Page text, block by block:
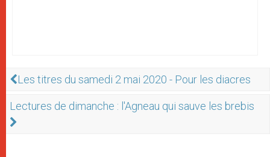
Les titres du samedi 2 mai 2020 - Pour les diacres
Lectures de dimanche : l'Agneau qui sauve les brebis